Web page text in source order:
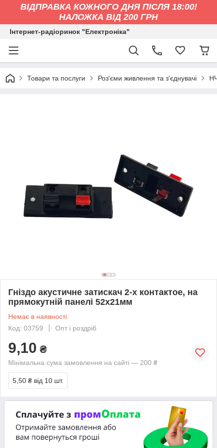
ВІДПРАВКА КОЖНОГО ДНЯ ПІСЛЯ 18:00!
НАЛОЖКА ВІД 200 ГРН
Інтернет-радіоринок "Електроніка"
Товари та послуги Роз'єми живлення та з'єднувачі
Гніздо акустичне затискач 2-х контактое, на
прямокутній панелі 52х21мм
Немає в наявності
Код: 03759
Опт і роздріб
9,10 ₴
Мінімальна сума замовлення на сайті — 200 ₴
5,50 ₴ від 10 шт.